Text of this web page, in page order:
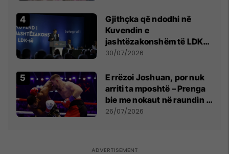
Gjithçka që ndodhi në
Kuvendin e
jashtëzakonshëm të LDK-
së
30/07/2026
E rrëzoi Joshuan, por nuk
arriti ta mposhtë – Prenga
bie me nokaut në raundin e
dytë
26/07/2026